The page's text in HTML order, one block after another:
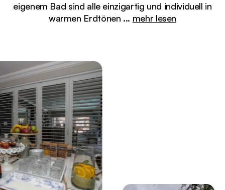
eigenem Bad sind alle einzigartig und individuell in
warmen Erdtönen ... mehr lesen